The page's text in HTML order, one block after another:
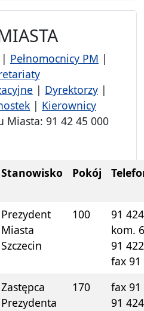
| Pełnomocnicy PM |
| Dyrektorzy |
| Kierownicy
Miasta: 91 42 45 000
Stanowisko Pokój
Prezydent
Miasta
Szczecin
100
91 424
kom.
91
fax 91
Zastępca
Prezydenta
170
fax 91
91 424